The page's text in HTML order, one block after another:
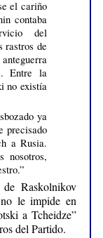
el cariño
contaba
del
rastros de
Entre la
no existía
ya
precisado
a Rusia.
nosotros,
Raskolnikov
le impide en
a Tcheidze”
del Partido.